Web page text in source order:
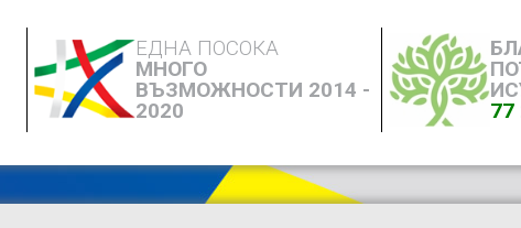
ЕДНА ПОСОКА
МНОГО
ВЪЗМОЖНОСТИ 2014 -
2020
77